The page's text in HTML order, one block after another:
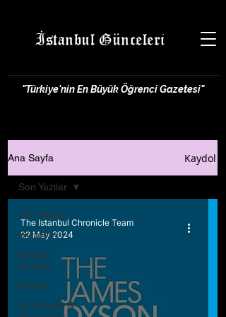
İstanbul Günceleri
"Türkiye'nin En Büyük Öğrenci Gazetesi"
Ana Sayfa Kaydol
Son Yazılar
Gündem
Hayatın
İçinden
Politika
İş Dünyası &
Son Yazılar
The Istanbul Chronicle Team
22 May 2024